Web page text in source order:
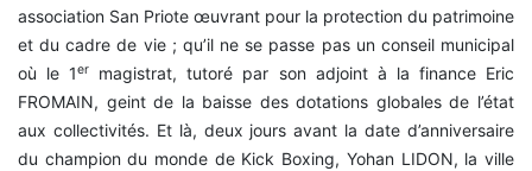
association San Priote œuvrant pour la protection du patrimoine
et du cadre de vie ; qu’il ne se passe pas un conseil municipal
où le 1er
magistrat, tutoré par son adjoint à la finance Eric
FROMAIN, geint de la baisse des dotations globales de l’état
aux collectivités. Et là, deux jours avant la date d’anniversaire
du champion du monde de Kick Boxing, Yohan LIDON, la ville